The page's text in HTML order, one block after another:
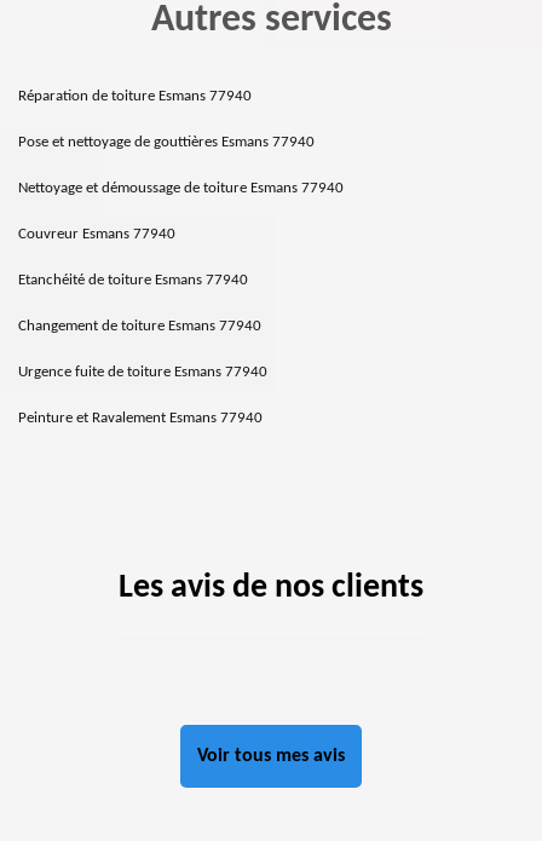
Autres services
Réparation de toiture Esmans 77940
Pose et nettoyage de gouttières Esmans 77940
Nettoyage et démoussage de toiture Esmans 77940
Couvreur Esmans 77940
Etanchéité de toiture Esmans 77940
Changement de toiture Esmans 77940
Urgence fuite de toiture Esmans 77940
Peinture et Ravalement Esmans 77940
Les avis de nos clients
Voir tous mes avis